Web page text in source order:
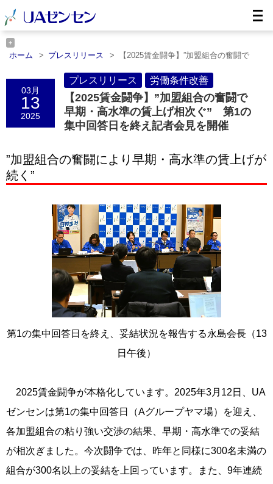
ホーム プレスリリース
【2025賃金闘争】”加盟組合の奮闘で
ホーム
労働条件改善
【2025賃金闘争】”加盟組合の奮闘で
早……03月
13
2025
プレスリリース 労働条件改善
【2025賃金闘争】”加盟組合の奮闘で
早期・高水準の賃上げ相次ぐ” 第1の
集中回答日を終え記者会見を開催
”加盟組合の奮闘により早期・高水準の賃上げが
続く”
第1の集中回答日を終え、妥結状況を報告する永島会長（13
日午後）
2025賃金闘争が本格化しています。2025年3月12日、UA
ゼンセンは第1の集中回答日（Aグループヤマ場）を迎え、
各加盟組合の粘り強い交渉の結果、早期・高水準での妥結
が相次ぎました。今次闘争では、昨年と同様に300名未満の
組合が300名以上の妥結を上回っています。また、9年連続